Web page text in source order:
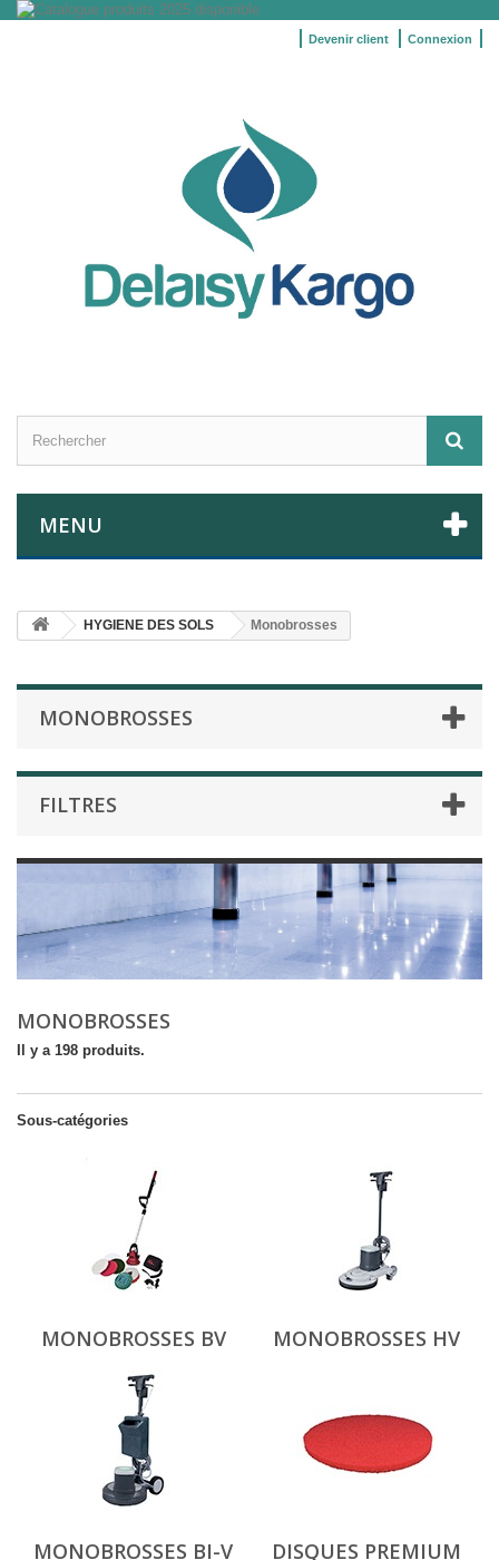
Connexion
Devenir client
MENU
HYGIENE DES SOLS Monobrosses
MONOBROSSES
FILTRES
MONOBROSSES
Il y a 198 produits.
Sous-catégories
MONOBROSSES BV MONOBROSSES HV
MONOBROSSES BI-V DISQUES PREMIUM